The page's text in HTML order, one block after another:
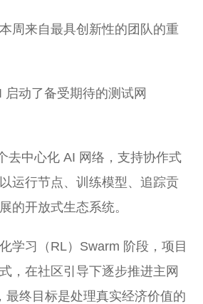
周来自最具创新性的团队的重
启动了备受期待的测试网
去中心化 AI 网络，支持协作式
运行节点、训练模型、追踪贡
的开放式生态系统。
学习（RL）Swarm 阶段，项目
，在社区引导下逐步推进主网
最终目标是处理真实经济价值的